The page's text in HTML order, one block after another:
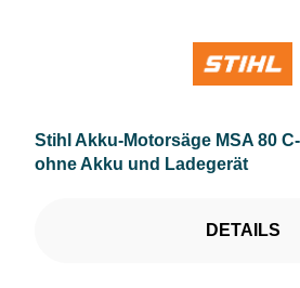
Stihl Akku-Motorsäge MSA 80
ohne Akku und Ladegerät
DETAILS